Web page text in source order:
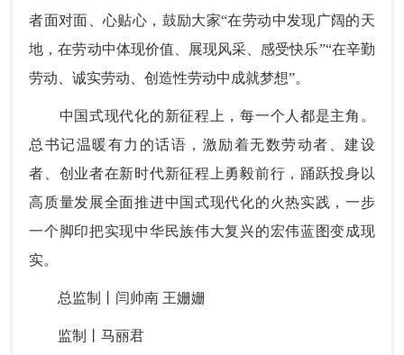
者面对面、心贴心，鼓励大家“在劳动中发现广阔的天
地，在劳动中体现价值、展现风采、感受快乐”“在辛勤
劳动、诚实劳动、创造性劳动中成就梦想”。
中国式现代化的新征程上，每一个人都是主角。
总书记温暖有力的话语，激励着无数劳动者、建设
者、创业者在新时代新征程上勇毅前行，踊跃投身以
高质量发展全面推进中国式现代化的火热实践，一步
一个脚印把实现中华民族伟大复兴的宏伟蓝图变成现
实。
总监制丨闫帅南 王姗姗
监制丨马丽君